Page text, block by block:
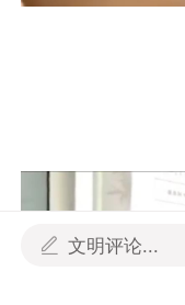
文明评论...